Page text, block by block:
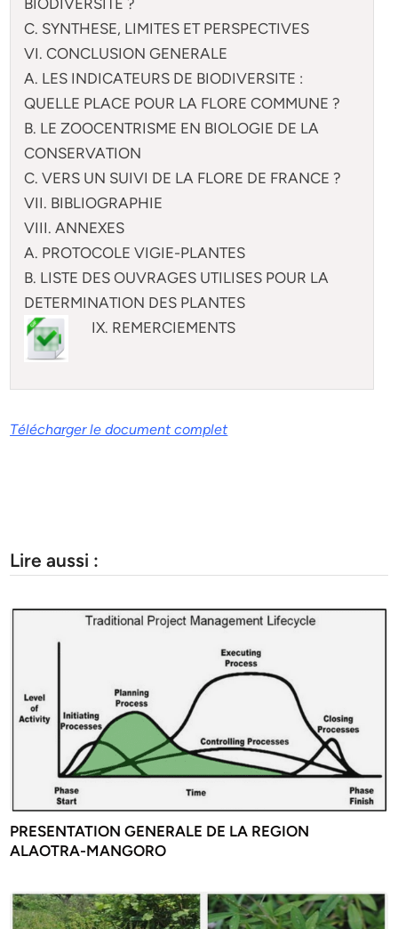
C. SYNTHESE, LIMITES ET PERSPECTIVES
VI. CONCLUSION GENERALE
A. LES INDICATEURS DE BIODIVERSITE :
QUELLE PLACE POUR LA FLORE COMMUNE ?
B. LE ZOOCENTRISME EN BIOLOGIE DE LA
CONSERVATION
C. VERS UN SUIVI DE LA FLORE DE FRANCE ?
VII. BIBLIOGRAPHIE
VIII. ANNEXES
A. PROTOCOLE VIGIE-PLANTES
B. LISTE DES OUVRAGES UTILISES POUR LA
DETERMINATION DES PLANTES
IX. REMERCIEMENTS
Télécharger le document complet
Lire aussi :
PRESENTATION GENERALE DE LA REGION
ALAOTRA-MANGORO